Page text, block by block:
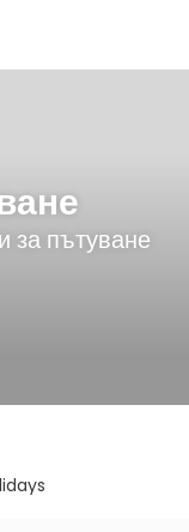
за пътуване